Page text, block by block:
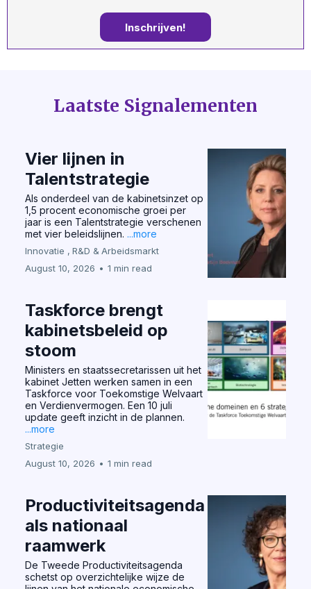
Inschrijven!
Laatste Signalementen
Vier lijnen in
Talentstrategie
Als onderdeel van de kabinetsinzet op
1,5 procent economische groei per
jaar is een Talentstrategie verschenen
met vier beleidslijnen. ...more
Innovatie , R&D & Arbeidsmarkt
August 10, 2026 • 1 min read
Taskforce brengt
kabinetsbeleid op
stoom
Ministers en staatssecretarissen uit het
kabinet Jetten werken samen in een
Taskforce voor Toekomstige Welvaart
en Verdienvermogen. Een 10 juli
update geeft inzicht in de plannen.
...more
Strategie
August 10, 2026 • 1 min read
Productiviteitsagenda
als nationaal
raamwerk
De Tweede Productiviteitsagenda
schetst op overzichtelijke wijze de